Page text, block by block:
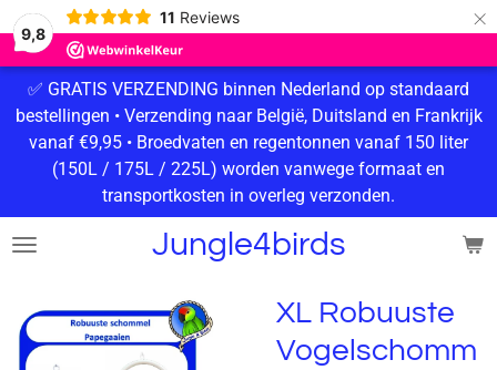
9,8
11 Reviews ×
Jungle4birds
✅ GRATIS VERZENDING binnen Nederland op standaard
bestellingen • Verzending naar België, Duitsland en Frankrijk
vanaf €9,95 • Broedvaten en regentonnen vanaf 150 liter
(150L / 175L / 225L) worden vanwege formaat en
transportkosten in overleg verzonden.
XL Robuuste
Vogelschomm